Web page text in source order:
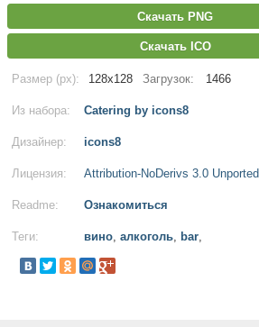
Скачать PNG
Скачать ICO
Размер (px): 128x128 Загрузок: 1466
Из набора: Catering by icons8
Дизайнер: icons8
Лицензия: Attribution-NoDerivs 3.0 Unported
Readme: Ознакомиться
Теги: вино, алкоголь, bar,